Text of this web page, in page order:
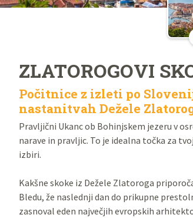
ZLATOROGOVI
Počitnice z izleti po
nastanitvah Dežele
Pravljični Ukanc ob Bohinjskem jezeru v
narave in pravljic. To je idealna točka za
izbiri.
Kakšne skoke iz Dežele Zlatoroga
Bledu, že naslednji dan do prikupne
zasnoval eden največjih evropskih